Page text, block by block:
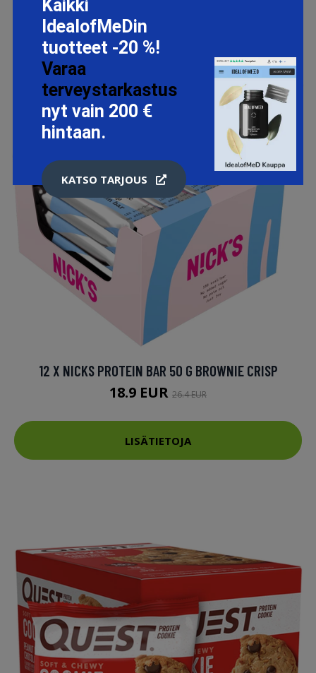
12 X NICKS PROTEIN BAR 50 G BROWNIE CRISP
18.9 EUR 26.4 EUR
LISÄTIETOJA
Kaikki
IdealofMeDin
tuotteet -20 %!
Varaa
terveystarkastus
nyt vain 200 €
hintaan.
KATSO TARJOUS